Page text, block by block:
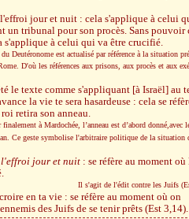
l'effroi jour et nuit : cela s'applique à celui
un tribunal pour son procès. Sans pouvoir
s'applique à celui qui va être crucifié.
Deutéronome est actualisé par référence à la situation
D'où les références aux prisons, aux procès et aux
le texte comme s'appliquant [à Israël] au
la vie te sera hasardeuse : cela se
retira son anneau.
finalement à Mardochée, l’anneau est d’abord donné,avec
Ce geste symbolise l'arbitraire politique de la situation
l'effroi jour et nuit: se réfère au moment où
Il s'agit de l'édit contre les Juifs
en ta vie : se réfère au moment où on
des Juifs de se tenir prêts (Est 3,14).